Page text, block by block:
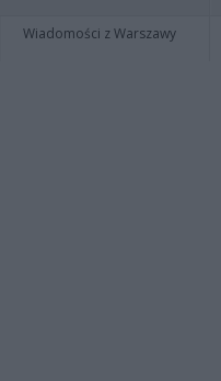
Wiadomości z Warszawy